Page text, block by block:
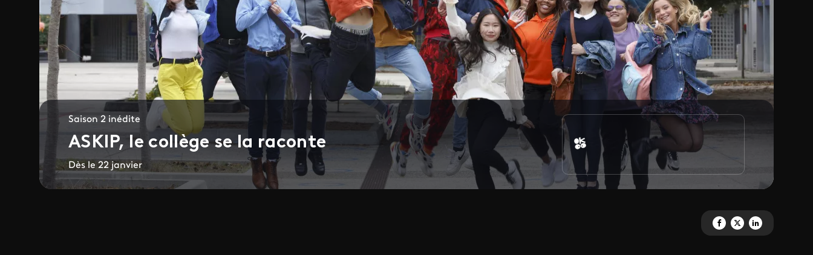
Saison 2 inédite
ASKIP, le collège se la raconte
Dès le 22 janvier
Partagez 'ASKIP, le collège se
Partagez 'ASKIP, le
Partagez 'ASKIP,